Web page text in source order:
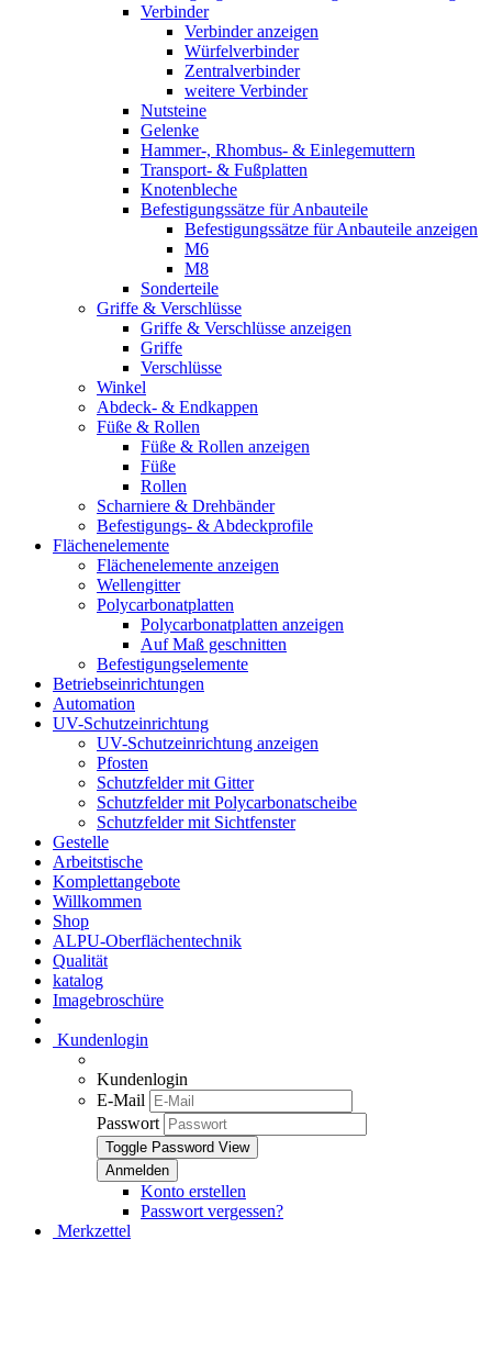
Verbinder
Verbinder anzeigen
Würfelverbinder
Zentralverbinder
weitere Verbinder
Nutsteine
Gelenke
Hammer-, Rhombus- & Einlegemuttern
Transport- & Fußplatten
Knotenbleche
Befestigungssätze für Anbauteile
Befestigungssätze für Anbauteile anzeigen
M6
M8
Sonderteile
Griffe & Verschlüsse
Griffe & Verschlüsse anzeigen
Griffe
Verschlüsse
Winkel
Abdeck- & Endkappen
Füße & Rollen
Füße & Rollen anzeigen
Füße
Rollen
Scharniere & Drehbänder
Befestigungs- & Abdeckprofile
Flächenelemente
Flächenelemente anzeigen
Wellengitter
Polycarbonatplatten
Polycarbonatplatten anzeigen
Auf Maß geschnitten
Befestigungselemente
Betriebseinrichtungen
Automation
UV-Schutzeinrichtung
UV-Schutzeinrichtung anzeigen
Pfosten
Schutzfelder mit Gitter
Schutzfelder mit Polycarbonatscheibe
Schutzfelder mit Sichtfenster
Gestelle
Arbeitstische
Komplettangebote
Willkommen
Shop
ALPU-Oberflächentechnik
Qualität
katalog
Imagebroschüre
Kundenlogin
Kundenlogin
E-Mail
Passwort
Toggle Password View
Konto erstellen
Passwort vergessen?
Merkzettel